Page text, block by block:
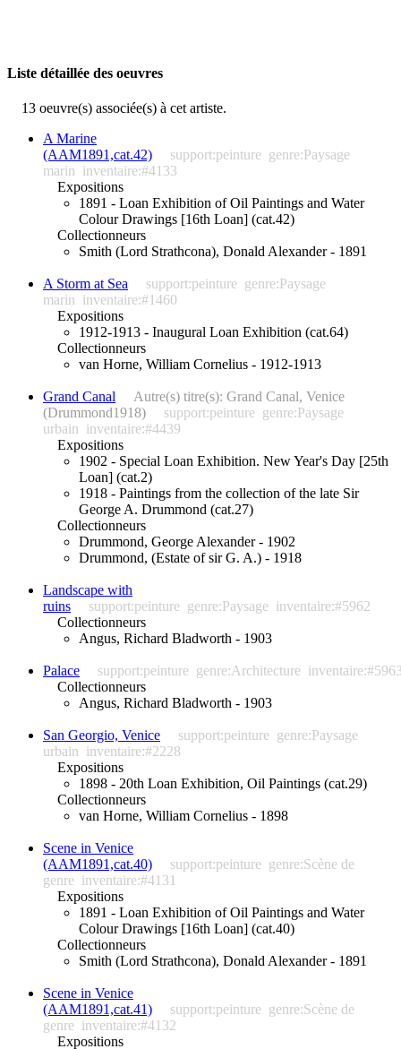
Liste détaillée des oeuvres
13 oeuvre(s) associée(s) à cet artiste.
A Marine
(AAM1891,cat.42)
support:peinture genre:Paysage
marin inventaire:#4133
Expositions
1891 - Loan Exhibition of Oil Paintings and Water
Colour Drawings [16th Loan] (cat.42)
Collectionneurs
Smith (Lord Strathcona), Donald Alexander - 1891
A Storm at Sea support:peinture genre:Paysage
marin inventaire:#1460
Expositions
1912-1913 - Inaugural Loan Exhibition (cat.64)
Collectionneurs
van Horne, William Cornelius - 1912-1913
Grand Canal
Autre(s) titre(s): Grand Canal, Venice
(Drummond1918)
support:peinture genre:Paysage
urbain inventaire:#4439
Expositions
1902 - Special Loan Exhibition. New Year's Day [25th
Loan] (cat.2)
1918 - Paintings from the collection of the late Sir
George A. Drummond (cat.27)
Collectionneurs
Drummond, George Alexander - 1902
Drummond, (Estate of sir G. A.) - 1918
Landscape with
ruins
support:peinture genre:Paysage inventaire:#5962
Collectionneurs
Angus, Richard Bladworth - 1903
Palace support:peinture genre:Architecture
Collectionneurs
Angus, Richard Bladworth - 1903
San Georgio, Venice support:peinture genre:Paysage
urbain inventaire:#2228
Expositions
1898 - 20th Loan Exhibition, Oil Paintings (cat.29)
Collectionneurs
van Horne, William Cornelius - 1898
Scene in Venice
(AAM1891,cat.40)
support:peinture genre:Scène de
genre inventaire:#4131
Expositions
1891 - Loan Exhibition of Oil Paintings and Water
Colour Drawings [16th Loan] (cat.40)
Collectionneurs
Smith (Lord Strathcona), Donald Alexander - 1891
Scene in Venice
(AAM1891,cat.41)
support:peinture genre:Scène de
genre inventaire:#4132
Expositions